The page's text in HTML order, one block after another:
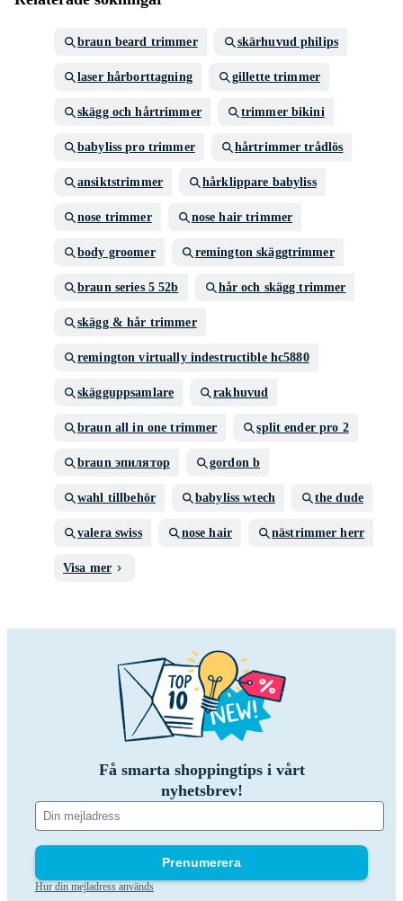
braun beard trimmer skärhuvud philips
laser hårborttagning gillette trimmer
skägg och hårtrimmer trimmer bikini
babyliss pro trimmer hårtrimmer trådlös
ansiktstrimmer hårklippare babyliss
nose trimmer nose hair trimmer
body groomer remington skäggtrimmer
braun series 5 52b hår och skägg trimmer
skägg & hår trimmer
remington virtually indestructible hc5880
skägguppsamlare rakhuvud
braun all in one trimmer split ender pro 2
braun эпилятор gordon b
wahl tillbehör babyliss wtech the dude
valera swiss nose hair nästrimmer herr
Visa mer
Få smarta shoppingtips i vårt
nyhetsbrev!
Prenumerera
Hur din mejladress används